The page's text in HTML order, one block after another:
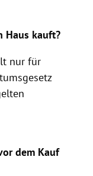
Haus kauft?
nur für
dem Kauf